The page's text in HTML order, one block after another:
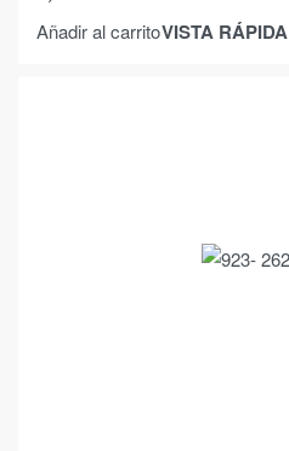
Añadir al carritoVISTA RÁPIDA